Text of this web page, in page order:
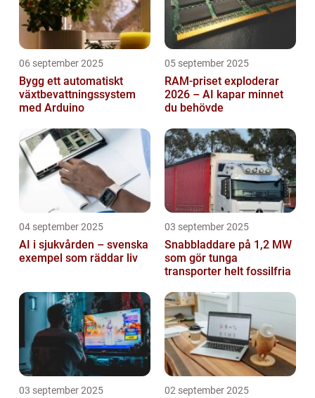
06 september 2025
Bygg ett automatiskt
växtbevattningssystem
med Arduino
05 september 2025
RAM-priset exploderar
2026 – AI kapar minnet
du behövde
04 september 2025
AI i sjukvården – svenska
exempel som räddar liv
03 september 2025
Snabbladdare på 1,2 MW
som gör tunga
transporter helt fossilfria
03 september 2025 02 september 2025